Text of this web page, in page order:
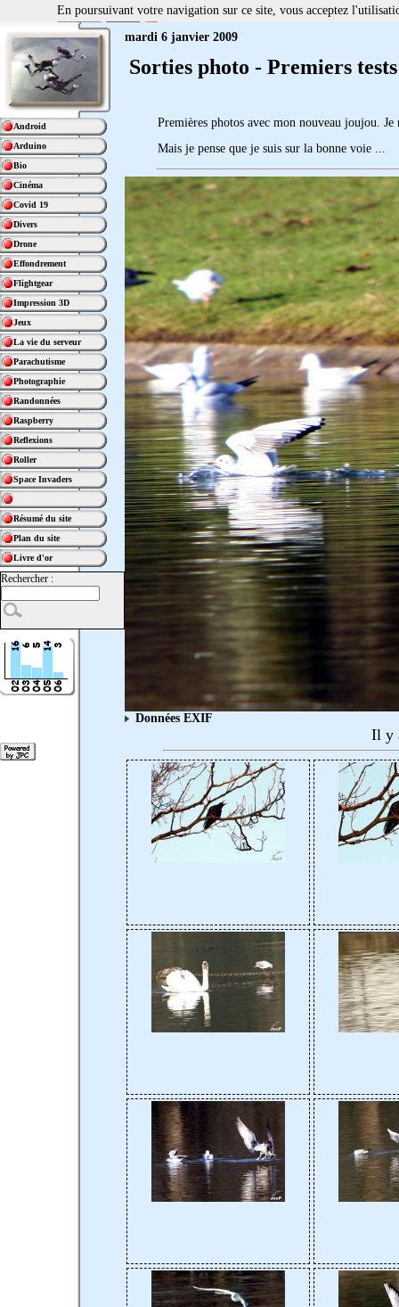
Android
Arduino
Bio
Cinéma
Covid 19
Divers
Drone
Effondrement
Flightgear
Impression 3D
Jeux
La vie du serveur
Parachutisme
Photographie
Randonnées
Raspberry
Reflexions
Roller
Space Invaders
Résumé du site
Plan du site
Livre d'or
Rechercher :
mardi 6 janvier 2009
Sorties photo - Premiers
Premières photos avec mon nouveau joujou.
Mais je pense que je suis sur la bonne voie ...
Données EXIF
Il y
En poursuivant votre navigation sur ce site, vous acceptez